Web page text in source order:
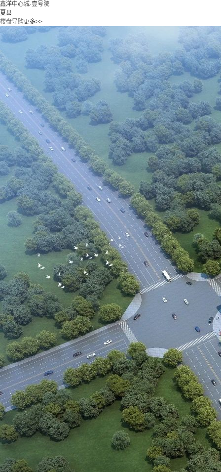
鑫洋中心城·壹号院
夏县
楼盘导购更多>>